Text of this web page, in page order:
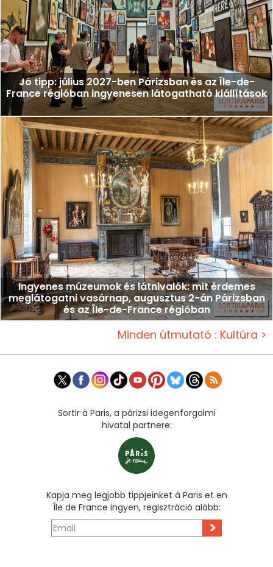
Jó tipp: július 2027-ben Párizsban és az Île-de-
France régióban ingyenesen látogatható kiállítások
Ingyenes múzeumok és látnivalók: mit érdemes
meglátogatni vasárnap, augusztus 2-án Párizsban
és az Île-de-France régióban
Minden útmutató : Kultúra >
Sortir à Paris, a párizsi idegenforgalmi
hivatal partnere:
Kapja meg legjobb tippjeinket à Paris et en
Île de France ingyen, regisztráció alább:
>